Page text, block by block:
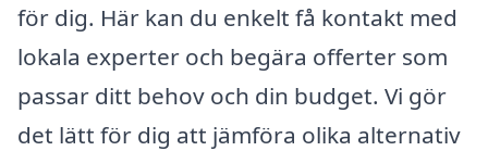
för dig. Här kan du enkelt få kontakt med
lokala experter och begära offerter som
passar ditt behov och din budget. Vi gör
det lätt för dig att jämföra olika alternativ